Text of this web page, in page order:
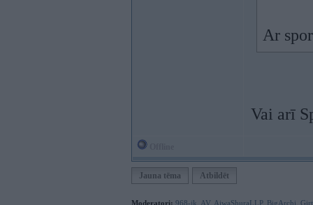
Ar
Vai arī
Jauna tēma Atbildēt
Moderatori: 968-jk AV AiwaShuraLLP, BigArchi